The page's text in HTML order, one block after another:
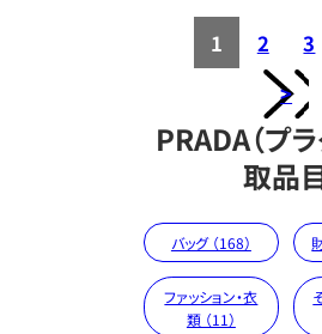
1 2
3
>
PRADA（プ
取品
バッグ （168）
ファッション・衣
類 （11）